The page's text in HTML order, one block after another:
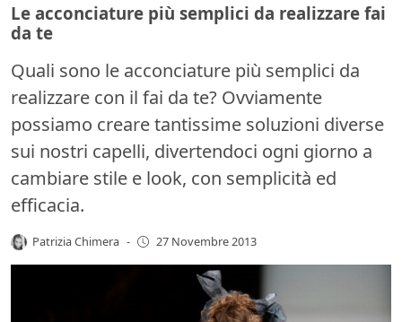
Le acconciature più semplici da realizzare fai
da te
Quali sono le acconciature più semplici da
realizzare con il fai da te? Ovviamente
possiamo creare tantissime soluzioni diverse
sui nostri capelli, divertendoci ogni giorno a
cambiare stile e look, con semplicità ed
efficacia.
Patrizia Chimera - 27 Novembre 2013